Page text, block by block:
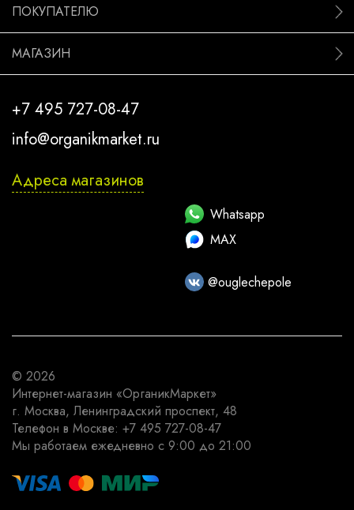
ПОКУПАТЕЛЮ
МАГАЗИН
+7 495 727-08-47
info@organikmarket.ru
Адреса магазинов
Whatsapp
MAX
@ouglechepole
© 2026
Интернет-магазин «ОрганикМаркет»
г. Москва, Ленинградский проспект, 48
Телефон в Москве: +7 495 727-08-47
Мы работаем ежедневно с 9:00 до 21:00